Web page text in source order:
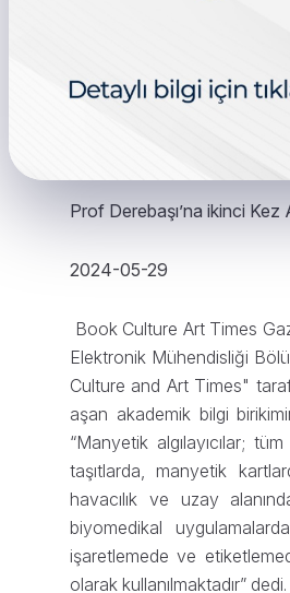
Prof Derebaşı’na ikinci Kez
2024-05-29
Book Culture Art Times
Elektronik Mühendisliği
Culture and Art Times"
aşan akademik bilgi
“Manyetik algılayıcılar;
taşıtlarda, manyetik
havacılık ve uzay
biyomedikal
işaretlemede ve
olarak kullanılmaktadır” dedi.